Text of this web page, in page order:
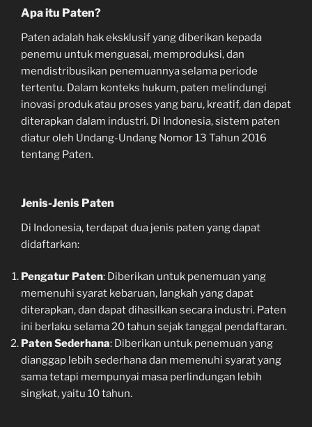
Apa itu Paten?
Paten adalah hak eksklusif yang diberikan kepada
penemu untuk menguasai, memproduksi, dan
mendistribusikan penemuannya selama periode
tertentu. Dalam konteks hukum, paten melindungi
inovasi produk atau proses yang baru, kreatif, dan dapat
diterapkan dalam industri. Di Indonesia, sistem paten
diatur oleh Undang-Undang Nomor 13 Tahun 2016
tentang Paten.
Jenis-Jenis Paten
Di Indonesia, terdapat dua jenis paten yang dapat
didaftarkan:
Pengatur Paten: Diberikan untuk penemuan yang
memenuhi syarat kebaruan, langkah yang dapat
diterapkan, dan dapat dihasilkan secara industri. Paten
ini berlaku selama 20 tahun sejak tanggal pendaftaran.
Paten Sederhana: Diberikan untuk penemuan yang
dianggap lebih sederhana dan memenuhi syarat yang
sama tetapi mempunyai masa perlindungan lebih
singkat, yaitu 10 tahun.